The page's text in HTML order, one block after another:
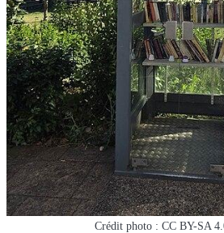
Crédit photo : CC BY-SA